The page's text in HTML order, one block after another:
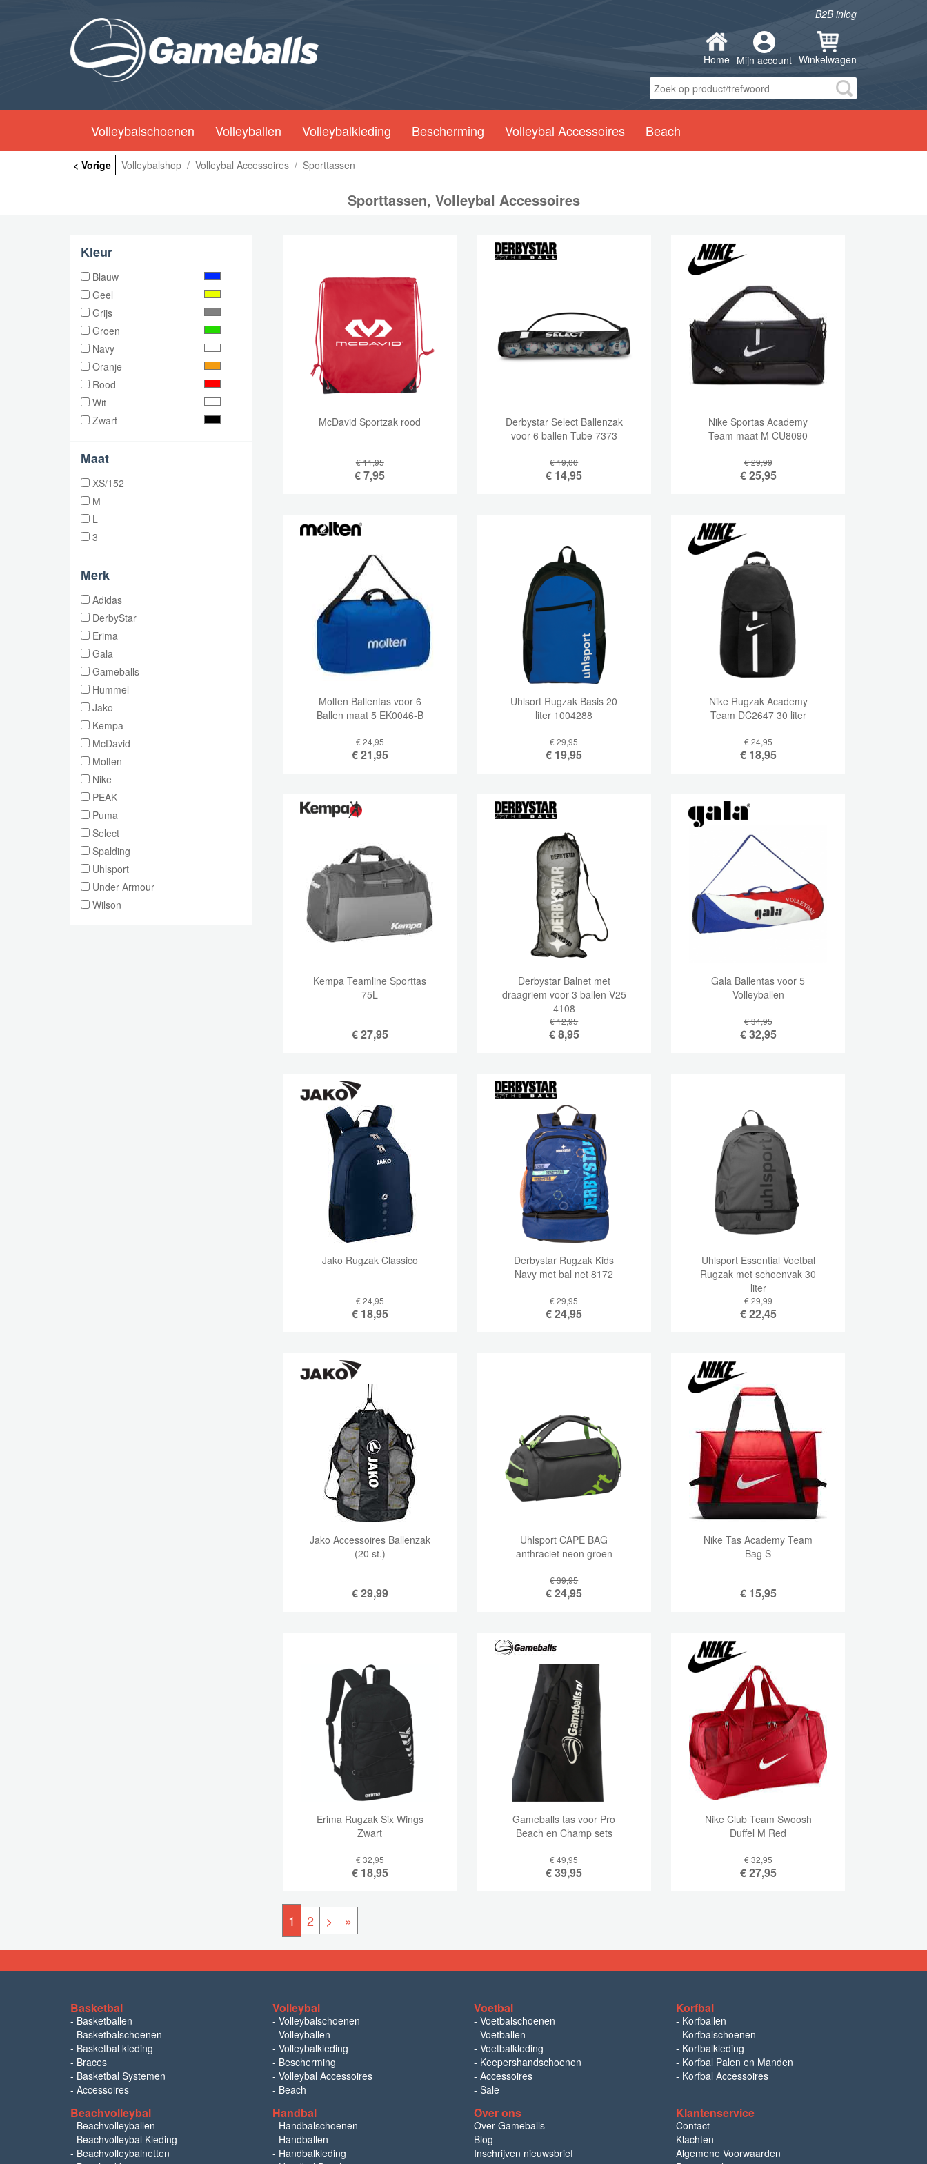
B2B inlog
Home Mijn account Winkelwagen
Volleybalschoenen Volleyballen Volleybalkleding Bescherming Volleybal Accessoires Beach
< Vorige Volleybalshop / Volleybal Accessoires / Sporttassen
Sporttassen, Volleybal Accessoires
McDavid Sportzak rood
€ 11,95
€7,95
Derbystar Select Ballenzak
voor 6 ballen Tube 7373
€ 19,00
€ 14,95
Nike Sportas Academy
Team maat M CU8090
€ 29,99
€25,95
Molten Ballentas voor 6
Ballen maat 5 EK0046-B
€ 24,95
€21,95
Uhlsort Rugzak Basis 20
liter 1004288
€ 29,95
€ 19,95
Nike Rugzak Academy
Team DC2647 30 liter
€ 24,95
€ 18,95
Kempa Teamline Sporttas
75L
€27,95
Derbystar Balnet met
draagriem voor 3 ballen V25
4108
€ 12,95
€8,95
Gala Ballentas voor 5
Volleyballen
€ 34,95
€32,95
Jako Rugzak Classico
€ 24,95
€ 18,95
Derbystar Rugzak Kids
Navy met bal net 8172
€ 29,95
€24,95
Uhlsport Essential Voetbal
Rugzak met schoenvak 30
liter
€ 29,99
€22,45
Jako Accessoires Ballenzak
(20 st.)
€29,99
Uhlsport CAPE BAG
anthraciet neon groen
€ 39,95
€24,95
Nike Tas Academy Team
Bag S
€ 15,95
Erima Rugzak Six Wings
Zwart
€ 32,95
€ 18,95
Gameballs tas voor Pro
Beach en Champ sets
€ 49,95
€39,95
Nike Club Team Swoosh
Duffel M Red
€ 32,95
€27,95
1 2 > »
Kleur
Blauw
Geel
Grijs
Groen
Navy
Oranje
Rood
Wit
Zwart
Maat
XS/152
M
L
3
Merk
Adidas
DerbyStar
Erima
Gala
Gameballs
Hummel
Jako
Kempa
McDavid
Molten
Nike
PEAK
Puma
Select
Spalding
Uhlsport
Under Armour
Wilson
Basketbal
- Basketballen
- Basketbalschoenen
- Basketbal kleding
- Braces
- Basketbal Systemen
- Accessoires
Volleybal
- Volleybalschoenen
- Volleyballen
- Volleybalkleding
- Bescherming
- Volleybal Accessoires
- Beach
Voetbal
- Voetbalschoenen
- Voetballen
- Voetbalkleding
- Keepershandschoenen
- Accessoires
- Sale
Korfbal
- Korfballen
- Korfbalschoenen
- Korfbalkleding
- Korfbal Palen en Manden
- Korfbal Accessoires
Beachvolleybal
- Beachvolleyballen
- Beachvolleybal Kleding
- Beachvolleybalnetten
Handbal
- Handbalschoenen
- Handballen
- Handbalkleding
Over ons
Over Gameballs
Blog
Inschrijven nieuwsbrief
Klantenservice
Contact
Klachten
Algemene Voorwaarden